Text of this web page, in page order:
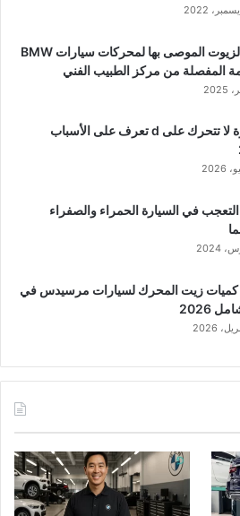
أنواع الزيوت الموصى بها لمحركات سيارات BMW
المفصلة من مركز الطبيب الفني
السيارة لا تتحرك على d تعرف على الأسباب
في السيارة الحمراء والصفراء
زيت المحرك لسيارات مرسيدس في
2026